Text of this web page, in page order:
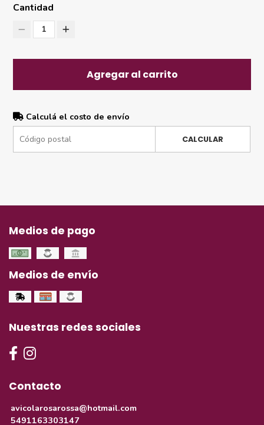
Cantidad
1
Agregar al carrito
Calculá el costo de envío
CALCULAR
Medios de pago
Medios de envío
Nuestras redes sociales
Contacto
avicolarosarossa@hotmail.com
5491163303147